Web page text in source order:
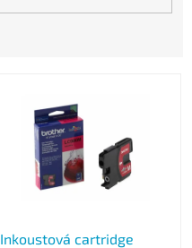
Inkoustová cartridge